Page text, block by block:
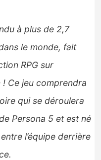
à plus de 2,7
le monde, fait
RPG sur
Ce jeu comprendra
qui se déroulera
Persona 5 et est né
l’équipe derrière